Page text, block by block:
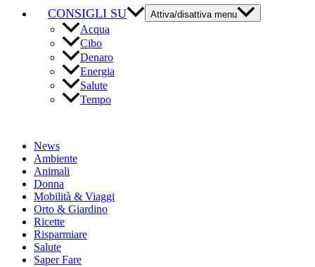
CONSIGLI SU Attiva/disattiva menu
Acqua
Cibo
Denaro
Energia
Salute
Tempo
News
Ambiente
Animali
Donna
Mobilità & Viaggi
Orto & Giardino
Ricette
Risparmiare
Salute
Saper Fare